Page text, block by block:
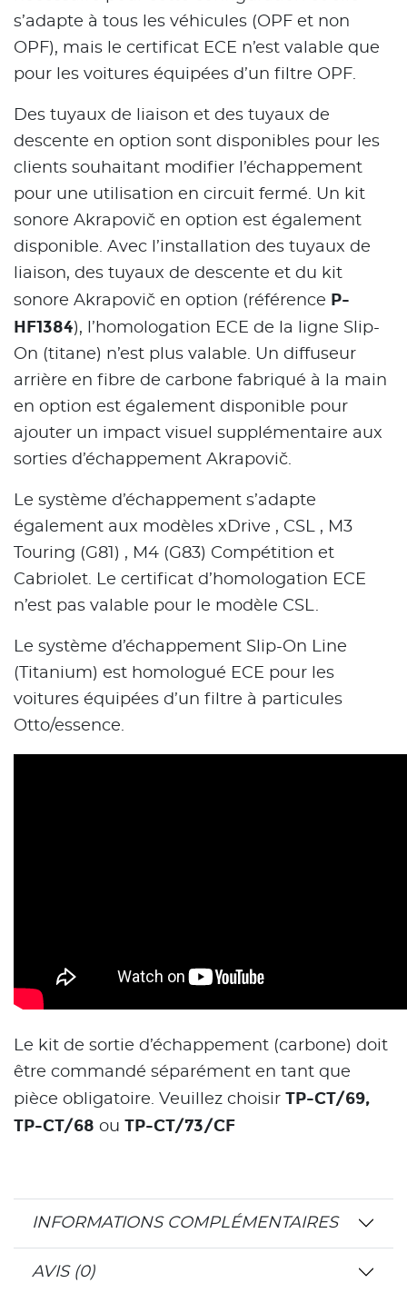
s’adapte à tous les véhicules (OPF et non
OPF), mais le certificat ECE n’est valable que
pour les voitures équipées d’un filtre OPF.
Des tuyaux de liaison et des tuyaux de
descente en option sont disponibles pour les
clients souhaitant modifier l’échappement
pour une utilisation en circuit fermé. Un kit
sonore Akrapovič en option est également
disponible. Avec l’installation des tuyaux de
liaison, des tuyaux de descente et du kit
sonore Akrapovič en option (référence P-
HF1384), l’homologation ECE de la ligne Slip-
On (titane) n’est plus valable. Un diffuseur
arrière en fibre de carbone fabriqué à la main
en option est également disponible pour
ajouter un impact visuel supplémentaire aux
sorties d’échappement Akrapovič.
Le système d’échappement s’adapte
également aux modèles xDrive , CSL , M3
Touring (G81) , M4 (G83) Compétition et
Cabriolet. Le certificat d’homologation ECE
n’est pas valable pour le modèle CSL.
Le système d’échappement Slip-On Line
(Titanium) est homologué ECE pour les
voitures équipées d’un filtre à particules
Otto/essence.
Le kit de sortie d’échappement (carbone) doit
être commandé séparément en tant que
pièce obligatoire. Veuillez choisir TP-CT/69,
TP-CT/68 ou TP-CT/73/CF
INFORMATIONS COMPLÉMENTAIRES
AVIS (0)